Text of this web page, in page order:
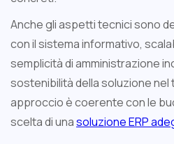
Anche gli aspetti tecnici sono
con il sistema informativo,
semplicità di amministrazione
sostenibilità della soluzione nel
approccio è coerente con le
scelta di unasoluzione ERP